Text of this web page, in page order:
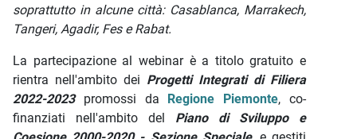
soprattutto in alcune città: Casablanca, Marrakech,
Tangeri, Agadir, Fes e Rabat.
La partecipazione al webinar è a titolo gratuito e
rientra nell'ambito dei Progetti Integrati di Filiera
2022-2023promossi da Regione Piemonte, co-
finanziati nell'ambito del Piano di Sviluppo e